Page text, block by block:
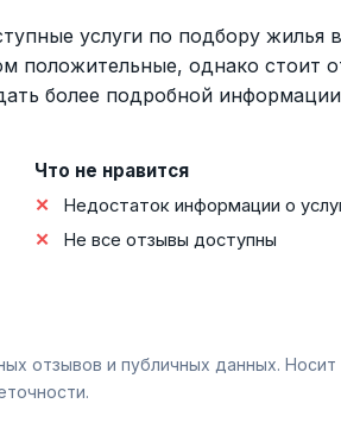
услуги по подбору жилья в
положительные, однако стоит
более подробной
Что не нравится
Недостаток информации о
Не все отзывы доступны
отзывов и публичных данных. Носит